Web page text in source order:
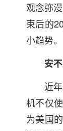
观念弥
束后的
小趋势。
安
近
机不仅
为美国